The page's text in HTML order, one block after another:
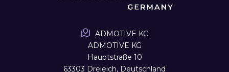
ADMOTIVE KG
ADMOTIVE KG
Hauptstraße 10
63303 Dreieich, Deutschland